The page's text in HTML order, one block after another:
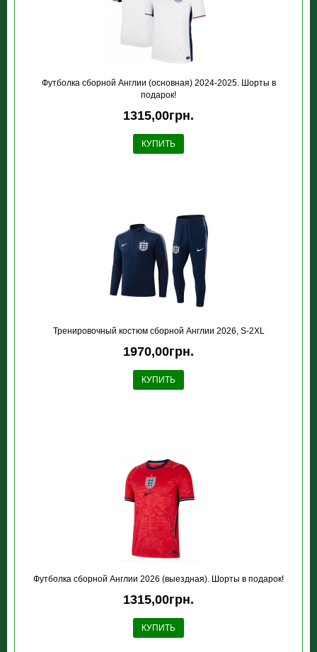
Футболка сборной Англии (основная) 2024-2025. Шорты в
подарок!
1315,00грн.
КУПИТЬ
Тренировочный костюм сборной Англии 2026, S-2XL
1970,00грн.
КУПИТЬ
Футболка сборной Англии 2026 (выездная). Шорты в подарок!
1315,00грн.
КУПИТЬ